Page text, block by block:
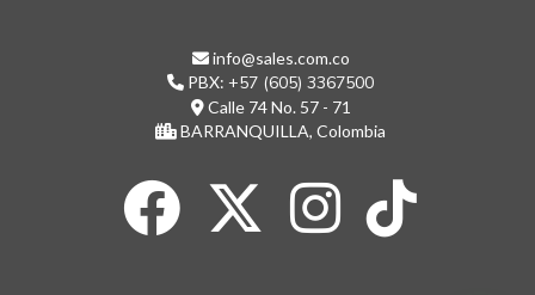
info@sales.com.co
PBX: +57 (605) 3367500
Calle 74 No. 57 - 71
BARRANQUILLA, Colombia